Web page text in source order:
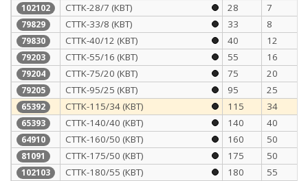
102102 СТТК-28/7 (КВТ) 28 7
79829 СТТК-33/8 (КВТ) 33 8
79830 СТТК-40/12 (КВТ) 40 12
79203 СТТК-55/16 (КВТ) 55 16
79204 CTTK-75/20 (КВТ) 75 20
79205 СТТК-95/25 (КВТ) 95 25
65392 СТТК-115/34 (КВТ) 115 34
65393 СТТК-140/40 (КВТ) 140 40
64910 СТТК-160/50 (КВТ) 160 50
81091 CTTK-175/50 (КВТ) 175 50
102103 СТТК-180/55 (КВТ) 180 55